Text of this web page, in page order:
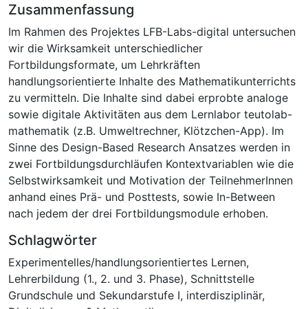
Zusammenfassung
Im Rahmen des Projektes LFB-Labs-digital untersuchen
wir die Wirksamkeit unterschiedlicher
Fortbildungsformate, um Lehrkräften
handlungsorientierte Inhalte des Mathematikunterrichts
zu vermitteln. Die Inhalte sind dabei erprobte analoge
sowie digitale Aktivitäten aus dem Lernlabor teutolab-
mathematik (z.B. Umweltrechner, Klötzchen-App). Im
Sinne des Design-Based Research Ansatzes werden in
zwei Fortbildungsdurchläufen Kontextvariablen wie die
Selbstwirksamkeit und Motivation der TeilnehmerInnen
anhand eines Prä- und Posttests, sowie In-Between
nach jedem der drei Fortbildungsmodule erhoben.
Schlagwörter
Experimentelles/handlungsorientiertes Lernen,
Lehrerbildung (1., 2. und 3. Phase), Schnittstelle
Grundschule und Sekundarstufe I, interdisziplinär,